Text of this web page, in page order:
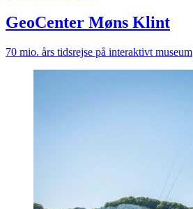
GeoCenter Møns Klint
70 mio. års tidsrejse på interaktivt museum